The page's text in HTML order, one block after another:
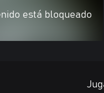
está bloqueado